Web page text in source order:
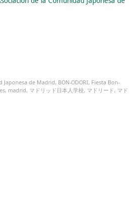
Japonesa de Madrid, BON-ODORI, Fiesta Bon-
, madrid, マドリッド日本人学校, マドリード, マド